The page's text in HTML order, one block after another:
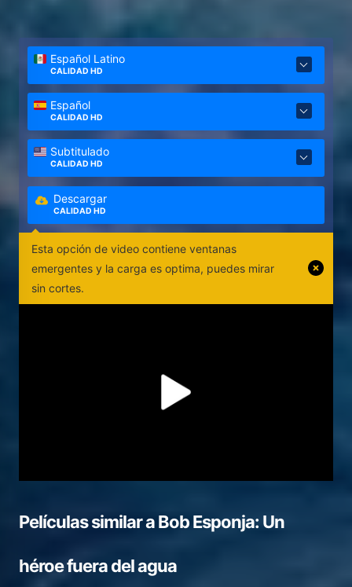
Español Latino
CALIDAD HD
Español
CALIDAD HD
Subtitulado
CALIDAD HD
Descargar
CALIDAD HD
Esta opción de video contiene ventanas
emergentes y la carga es optima, puedes mirar
sin cortes.
Películas similar aBob Esponja: Un
héroe fuera del agua